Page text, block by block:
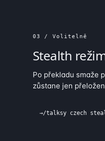
03 / Volitelně
Stealth
Po překladu smaže
zůstane jen
→/talksy czech